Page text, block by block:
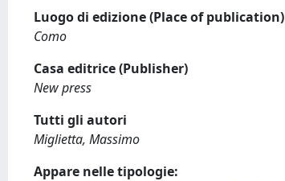
Luogo di edizione (Place of publication)
Como
Casa editrice (Publisher)
New press
Tutti gli autori
Miglietta, Massimo
Appare nelle tipologie: